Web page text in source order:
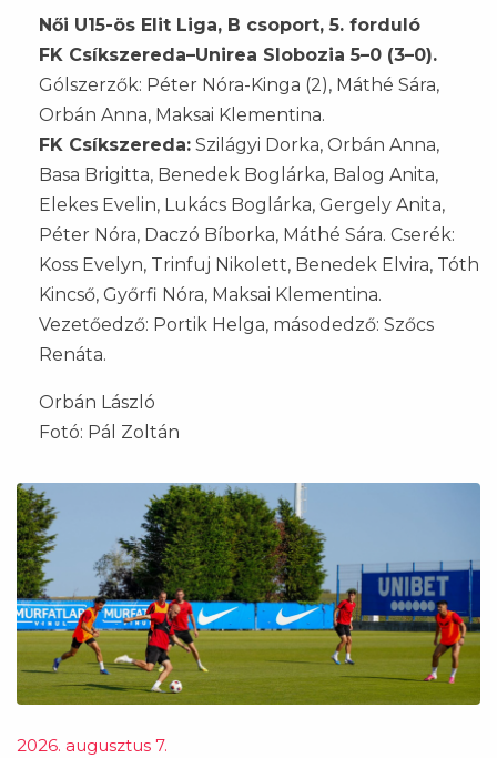
Női U15-ös Elit Liga, B csoport, 5. forduló
FK Csíkszereda–Unirea Slobozia 5–0 (3–0).
Gólszerzők: Péter Nóra-Kinga (2), Máthé Sára,
Orbán Anna, Maksai Klementina.
FK Csíkszereda: Szilágyi Dorka, Orbán Anna,
Basa Brigitta, Benedek Boglárka, Balog Anita,
Elekes Evelin, Lukács Boglárka, Gergely Anita,
Péter Nóra, Daczó Bíborka, Máthé Sára. Cserék:
Koss Evelyn, Trinfuj Nikolett, Benedek Elvira, Tóth
Kincső, Győrfi Nóra, Maksai Klementina.
Vezetőedző: Portik Helga, másodedző: Szőcs
Renáta.
Orbán László
Fotó: Pál Zoltán
2026. augusztus 7.